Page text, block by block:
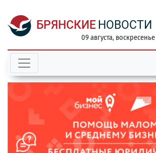
БРЯНСКИЕ НОВОСТИ
09 августа, воскресенье